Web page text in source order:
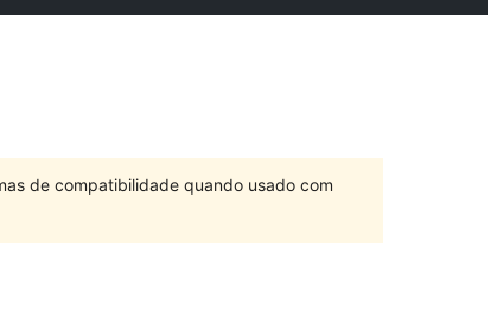
de compatibilidade quando usado com